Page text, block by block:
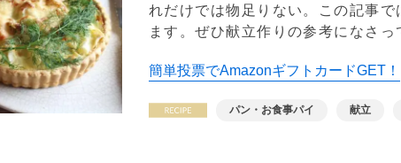
れだけでは物足りない。この記事
ます。ぜひ献立作りの参考になさっ
簡単投票でAmazonギフトカードGET！
パン・お食事パイ 献立